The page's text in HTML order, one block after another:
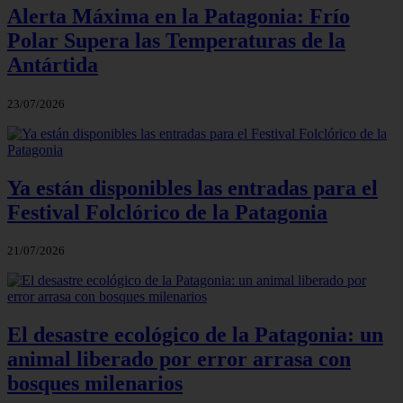
Alerta Máxima en la Patagonia: Frío
Polar Supera las Temperaturas de la
Antártida
23/07/2026
Ya están disponibles las entradas para el
Festival Folclórico de la Patagonia
21/07/2026
El desastre ecológico de la Patagonia: un
animal liberado por error arrasa con
bosques milenarios